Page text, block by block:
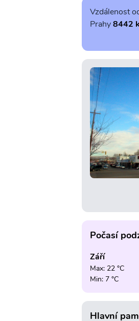
Vzdálenost
Prahy8442
Počasí
Září
Max: 22 °C
Min: 7 °C
Hlavní